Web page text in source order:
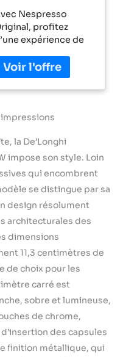
Blanc, 19
+ Kit de
Moderne,
Expresso et
Arrêt
Nespresso
profitez
expérience de
découvrez nos
d’espressos
proviennent de
entier 2
entre un
et un lungo
Design emblématique
: son design,
par le
Red Dot, s’intègre
dans
cuisine
: la machine
café s’éteint
9 minutes
capsules
sont
Toutes les
la De’Longhi
impose son style. Loin
qui encombrent
se distingue par sa
design résolument
architecturales des
dimensions
11,3 centimètres de
de choix pour les
carré est
sobre et lumineuse,
de chrome,
des capsules
finition métallique, qui